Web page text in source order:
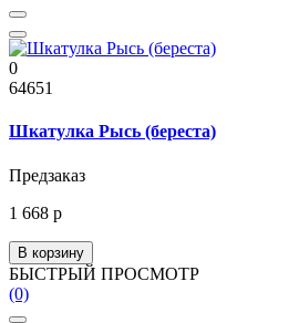
0
64651
Шкатулка Рысь (береста)
Предзаказ
1 668 р
В корзину
БЫСТРЫЙ ПРОСМОТР
(0)